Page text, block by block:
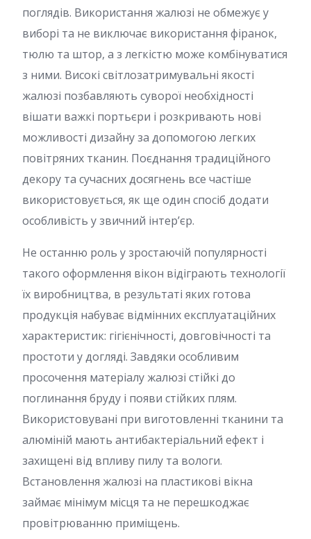
поглядів. Використання жалюзі не обмежує у
виборі та не виключає використання фіранок,
тюлю та штор, а з легкістю може комбінуватися
з ними. Високі світлозатримувальні якості
жалюзі позбавляють суворої необхідності
вішати важкі портьєри і розкривають нові
можливості дизайну за допомогою легких
повітряних тканин. Поєднання традиційного
декору та сучасних досягнень все частіше
використовується, як ще один спосіб додати
особливість у звичний інтер’єр.
Не останню роль у зростаючій популярності
такого оформлення вікон відіграють технології
їх виробництва, в результаті яких готова
продукція набуває відмінних експлуатаційних
характеристик: гігієнічності, довговічності та
простоти у догляді. Завдяки особливим
просочення матеріалу жалюзі стійкі до
поглинання бруду і появи стійких плям.
Використовувані при виготовленні тканини та
алюміній мають антибактеріальний ефект і
захищені від впливу пилу та вологи.
Встановлення жалюзі на пластикові вікна
займає мінімум місця та не перешкоджає
провітрюванню приміщень.